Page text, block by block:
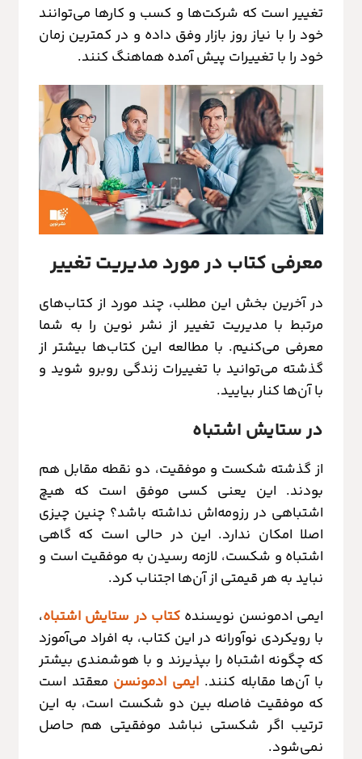
تغییر است که شرکت‌ها و کسب و کارها می‌توانند
خود را با نیاز روز بازار وفق داده و در کمترین زمان
خود را با تغییرات پیش آمده هماهنگ کنند.
معرفی کتاب در مورد مدیریت تغییر
در آخرین بخش این مطلب، چند مورد از کتاب‌های
مرتبط با مدیریت تغییر از نشر نوین را به شما
معرفی می‌کنیم. با مطالعه این کتاب‌ها بیشتر از
گذشته می‌توانید با تغییرات زندگی روبرو شوید و
با آن‌ها کنار بیایید.
در ستایش اشتباه
از گذشته شکست و موفقیت، دو نقطه مقابل هم
بودند. این یعنی کسی موفق است که هیچ
اشتباهی در رزومه‌اش نداشته باشد؟ چنین چیزی
اصلا امکان ندارد. این در حالی است که گاهی
اشتباه و شکست، لازمه رسیدن به موفقیت است و
نباید به هر قیمتی از آن‌ها اجتناب کرد.
ایمی ادمونسن نویسنده کتاب در ستایش اشتباه،
با رویکردی نوآورانه در این کتاب، به افراد می‌آموزد
که چگونه اشتباه را بپذیرند و با هوشمندی بیشتر
با آن‌ها مقابله کنند. ایمی ادمونسن معقتد است
که موفقیت فاصله بین دو شکست است، به این
ترتیب اگر شکستی نباشد موفقیتی هم حاصل
نمی‌شود.